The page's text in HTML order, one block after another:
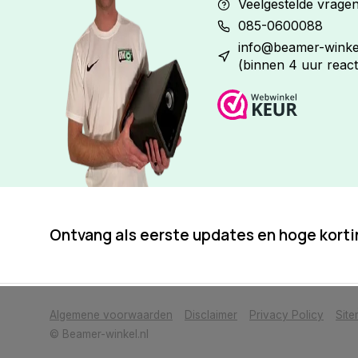
Veelgestelde
085-0600088
info@beamer-
(binnen 4 uur
Ontvang als eerste updates en hoge
Algemene voorwaarden Disclaimer Privacy Policy
© Beamer-winkel.nl
            Wij slaan cookies op om onze website te verbeteren. Is dat akkoord?